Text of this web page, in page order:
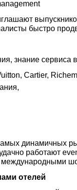
быстро
знание сервиса
Cartier,
динамичных
работают
отелей